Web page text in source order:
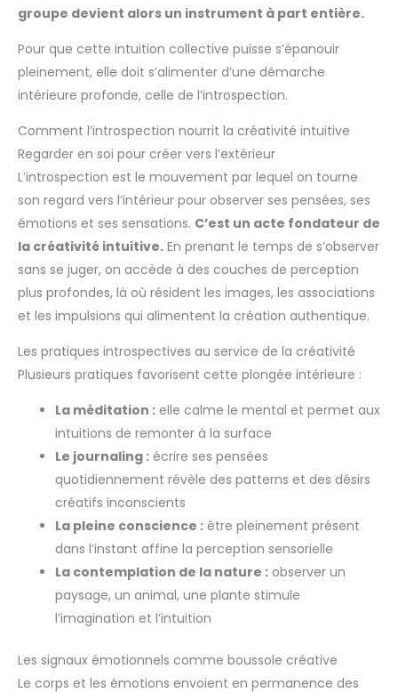
groupe devient alors un instrument à part entière.
Pour que cette intuition collective puisse s’épanouir
pleinement, elle doit s’alimenter d’une démarche
intérieure profonde, celle de l’introspection.
Comment l’introspection nourrit la créativité intuitive
Regarder en soi pour créer vers l’extérieur
L’introspection est le mouvement par lequel on tourne
son regard vers l’intérieur pour observer ses pensées, ses
émotions et ses sensations. C’est un acte fondateur de
la créativité intuitive. En prenant le temps de s’observer
sans se juger, on accède à des couches de perception
plus profondes, là où résident les images, les associations
et les impulsions qui alimentent la création authentique.
Les pratiques introspectives au service de la créativité
Plusieurs pratiques favorisent cette plongée intérieure :
La méditation : elle calme le mental et permet aux
intuitions de remonter à la surface
Le journaling : écrire ses pensées
quotidiennement révèle des patterns et des désirs
créatifs inconscients
La pleine conscience : être pleinement présent
dans l’instant affine la perception sensorielle
La contemplation de la nature : observer un
paysage, un animal, une plante stimule
l’imagination et l’intuition
Les signaux émotionnels comme boussole créative
Le corps et les émotions envoient en permanence des